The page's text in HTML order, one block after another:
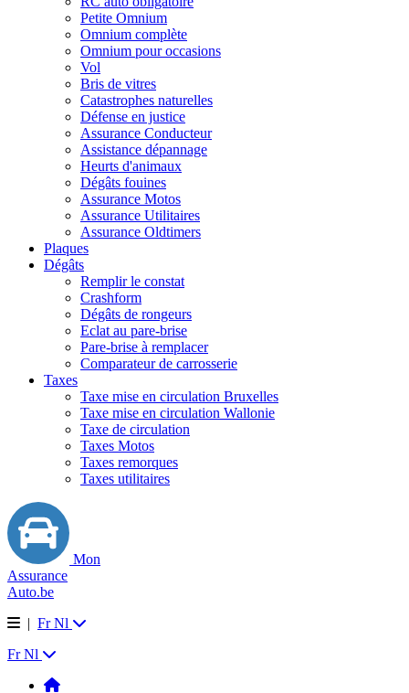
Petite Omnium
Omnium complète
Omnium pour occasions
Vol
Bris de vitres
Catastrophes naturelles
Défense en justice
Assurance Conducteur
Assistance dépannage
Heurts d'animaux
Dégâts fouines
Assurance Motos
Assurance Utilitaires
Assurance Oldtimers
Plaques
Dégâts
Remplir le constat
Crashform
Dégâts de rongeurs
Eclat au pare-brise
Pare-brise à remplacer
Comparateur de carrosserie
Taxes
Taxe mise en circulation Bruxelles
Taxe mise en circulation Wallonie
Taxe de circulation
Taxes Motos
Taxes remorques
Taxes utilitaires
Mon
Assurance
Auto.be
| Fr Nl
Fr Nl